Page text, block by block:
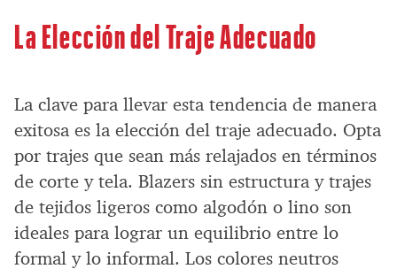
La Elección del Traje Adecuado
La clave para llevar esta tendencia de manera
exitosa es la elección del traje adecuado. Opta
por trajes que sean más relajados en términos
de corte y tela. Blazers sin estructura y trajes
de tejidos ligeros como algodón o lino son
ideales para lograr un equilibrio entre lo
formal y lo informal. Los colores neutros